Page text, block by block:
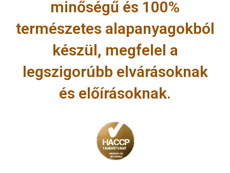
minőségű és 100%
természetes alapanyagokból
készül, megfelel a
legszigorúbb elvárásoknak
és előírásoknak.